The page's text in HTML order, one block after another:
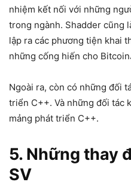
nhiệm kết nối với những
trong ngành. Shadder cũng
lập ra các phương tiện khai
những cống hiến cho
Ngoài ra, còn có những đối
triển C++. Và những đối tác
mảng phát triển C++.
5. Những thay
SV